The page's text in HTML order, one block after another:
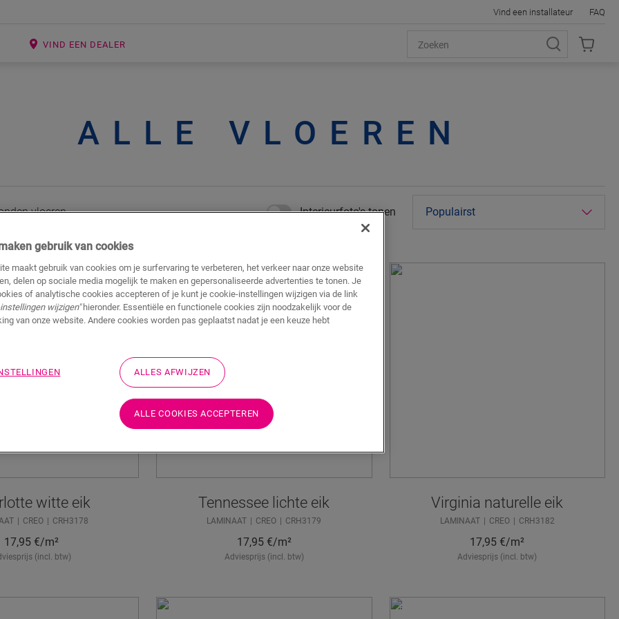
VIND EEN DEALER
Vind een installateur FAQ
ALLE VLOEREN
vloeren Interieurfoto's tonen
witte eik
CREO CRH3178
17,95 €/m²
(incl. btw)
Tennessee lichte eik
LAMINAAT CREO CRH3179
17,95 €/m²
Adviesprijs (incl. btw)
Virginia naturelle eik
LAMINAAT CREO CRH3182
17,95 €/m²
Adviesprijs (incl. btw)
gebruik van cookies
maakt gebruik van cookies om je surfervaring te verbeteren, het verkeer naar onze website
delen op sociale media mogelijk te maken en gepersonaliseerde advertenties te tonen. Je
of analytische cookies accepteren of je kunt je cookie-instellingen wijzigen via de link
wijzigen"hieronder. Essentiële en functionele cookies zijn noodzakelijk voor de
van onze website. Andere cookies worden pas geplaatst nadat je een keuze hebt
ALLES AFWIJZEN
ALLE COOKIES ACCEPTEREN